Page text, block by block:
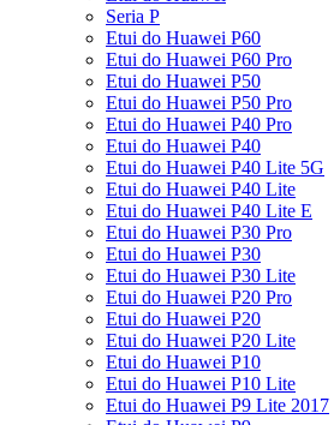
Seria P
Etui do Huawei P60
Etui do Huawei P60 Pro
Etui do Huawei P50
Etui do Huawei P50 Pro
Etui do Huawei P40 Pro
Etui do Huawei P40
Etui do Huawei P40 Lite 5G
Etui do Huawei P40 Lite
Etui do Huawei P40 Lite E
Etui do Huawei P30 Pro
Etui do Huawei P30
Etui do Huawei P30 Lite
Etui do Huawei P20 Pro
Etui do Huawei P20
Etui do Huawei P20 Lite
Etui do Huawei P10
Etui do Huawei P10 Lite
Etui do Huawei P9 Lite 2017